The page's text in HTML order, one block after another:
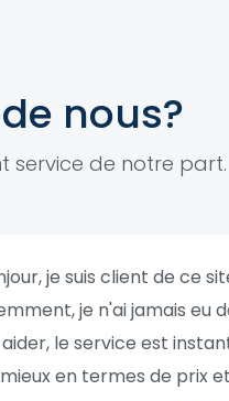
nous?
service de notre part.
je suis client de ce
je n'ai jamais eu
le service est
mieux en termes de prix